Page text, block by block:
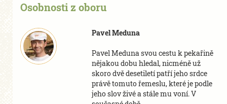
Osobnosti z oboru
Pavel Meduna
Pavel Meduna svou cestu k pekařině
nějakou dobu hledal, nicméně už
skoro dvě desetiletí patří jeho srdce
právě tomuto řemeslu, které je podle
jeho slov živé a stále mu voní. V